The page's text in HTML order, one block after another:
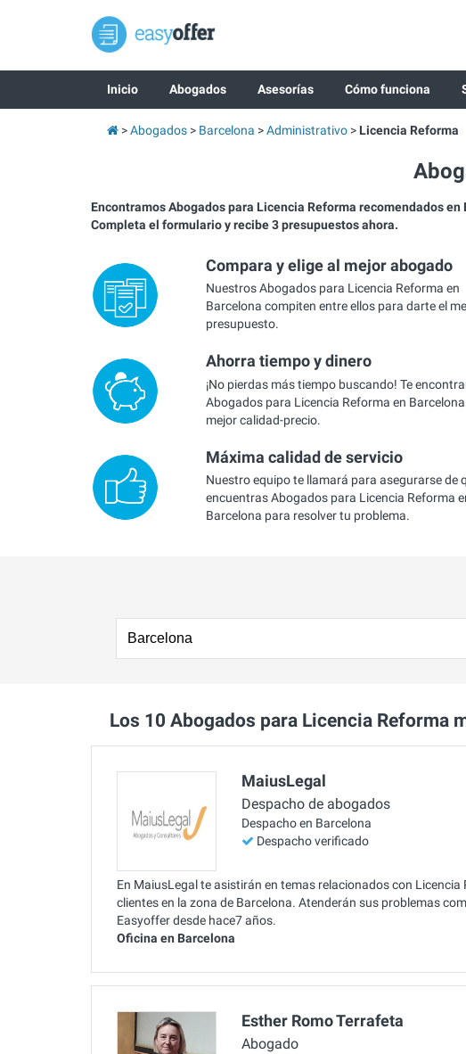
Inicio Abogados Asesorías Cómo funciona
Abogados Barcelona Administrativo Licencia Reforma
Encontramos Abogados para Licencia Reforma recomendados en
Completa el formulario y recibe 3 presupuestos ahora.
Compara y elige al mejor abogado
Nuestros Abogados para Licencia Reforma en
Barcelona compiten entre ellos para darte el
presupuesto.
Ahorra tiempo y dinero
¡No pierdas más tiempo buscando! Te
Abogados para Licencia Reforma en Barcelona
mejor calidad-precio.
Máxima calidad de servicio
Nuestro equipo te llamará para asegurarse de
encuentras Abogados para Licencia Reforma
Barcelona para resolver tu problema.
Los 10 Abogados para Licencia Reforma
MaiusLegal
Despacho de abogados
Despacho en Barcelona
Despacho verificado
En MaiusLegal te asistirán en temas relacionados con
clientes en la zona de Barcelona. Atenderán sus problemas
Easyoffer desde hace7 años.
Oficina en Barcelona
Esther Romo Terrafeta
Abogado